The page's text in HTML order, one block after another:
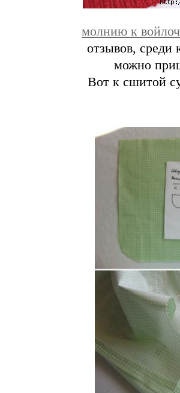
молнию к
отзывов, среди
можно
Вот к сшитой